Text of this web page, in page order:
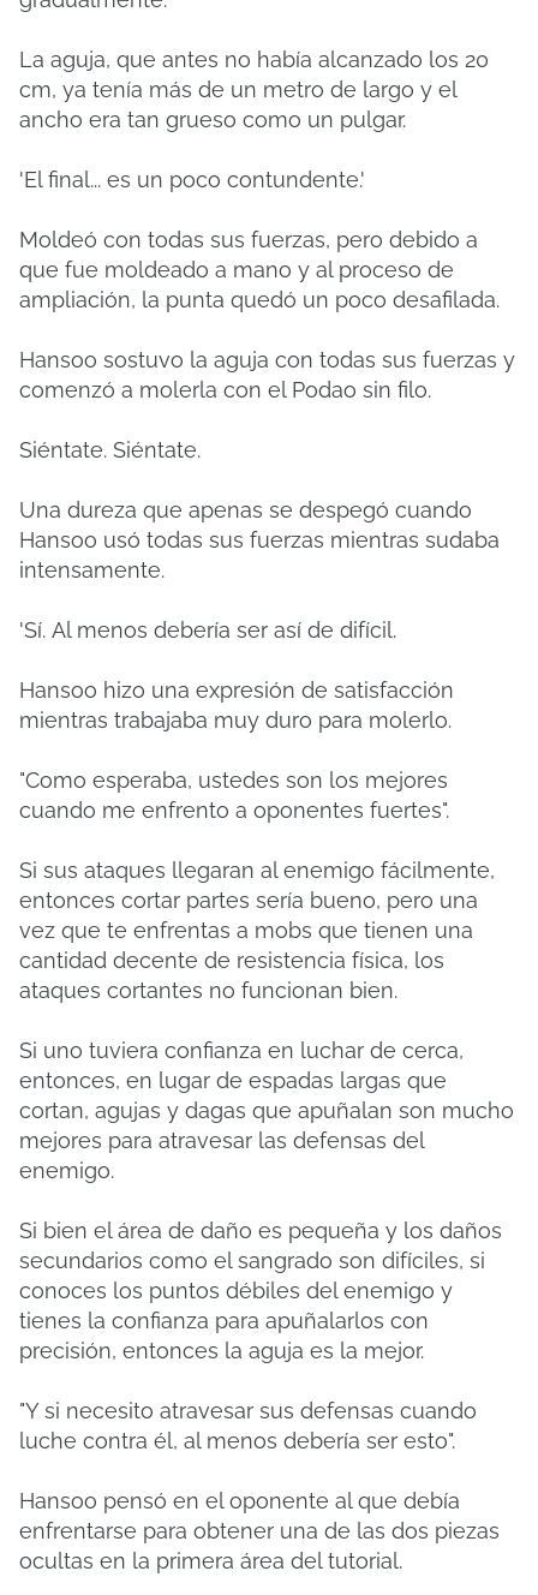
La aguja, que antes no había alcanzado los 20
cm, ya tenía más de un metro de largo y el
ancho era tan grueso como un pulgar.
'El final... es un poco contundente.'
Moldeó con todas sus fuerzas, pero debido a
que fue moldeado a mano y al proceso de
ampliación, la punta quedó un poco desafilada.
Hansoo sostuvo la aguja con todas sus fuerzas y
comenzó a molerla con el Podao sin filo.
Siéntate. Siéntate.
Una dureza que apenas se despegó cuando
Hansoo usó todas sus fuerzas mientras sudaba
intensamente.
'Sí. Al menos debería ser así de difícil.
Hansoo hizo una expresión de satisfacción
mientras trabajaba muy duro para molerlo.
"Como esperaba, ustedes son los mejores
cuando me enfrento a oponentes fuertes".
Si sus ataques llegaran al enemigo fácilmente,
entonces cortar partes sería bueno, pero una
vez que te enfrentas a mobs que tienen una
cantidad decente de resistencia física, los
ataques cortantes no funcionan bien.
Si uno tuviera confianza en luchar de cerca,
entonces, en lugar de espadas largas que
cortan, agujas y dagas que apuñalan son mucho
mejores para atravesar las defensas del
enemigo.
Si bien el área de daño es pequeña y los daños
secundarios como el sangrado son difíciles, si
conoces los puntos débiles del enemigo y
tienes la confianza para apuñalarlos con
precisión, entonces la aguja es la mejor.
"Y si necesito atravesar sus defensas cuando
luche contra él, al menos debería ser esto".
Hansoo pensó en el oponente al que debía
enfrentarse para obtener una de las dos piezas
ocultas en la primera área del tutorial.